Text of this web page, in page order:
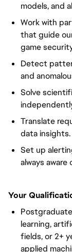
models, and
Work with
that guide
game
Detect
and
Solve
Translate
data insights.
Set up
always
Your
learning,
fields, or 2+
applied